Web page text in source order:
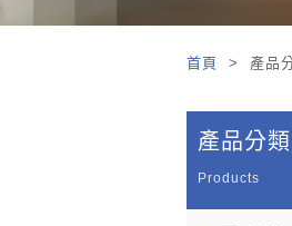
首頁 > 產品
產品分類
Products